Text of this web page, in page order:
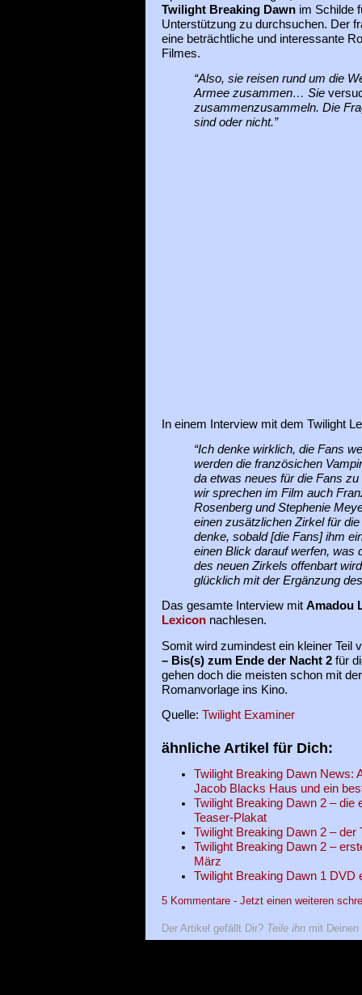
Twilight Breaking Dawnim Schilde
Unterstützung zu durchsuchen. Der
eine beträchtliche und interessante
Filmes.
“Also, sie reisen rund um die
Armee zusammen… Sie
zusammenzusammeln. Die
sind oder nicht.”
In einem Interview mit dem Twilight
“Ich denke wirklich, die Fans
werden die französichen
da etwas neues für die Fans
wir sprechen im Film auch
Rosenberg und Stephenie
einen zusätzlichen Zirkel für
denke, sobald [die Fans] ihm
einen Blick darauf werfen, was
des neuen Zirkels offenbart
glücklich mit der Ergänzung
Das gesamte Interview mit Amadou
Lexiconnachlesen.
Somit wird zumindest ein kleiner Teil
– Bis(s) zum Ende der Nacht 2für
gehen doch die meisten schon mit
Romanvorlage ins Kino.
Quelle: Twilight Examiner
ähnliche Artikel für Dich:
Twilight Breaking Dawn News:
Jacob Blacks Haus und ein
Twilight Breaking Dawn 2 – die
Teaser-Plakat
Twilight Breaking Dawn 2 – der
Twilight Breaking Dawn 2 –
März
Twilight Breaking Dawn 1 DVD
5 Kommentare - Jetzt einen weiteren
Der Artikel gefällt Dir? Teile ihnmit Deinen